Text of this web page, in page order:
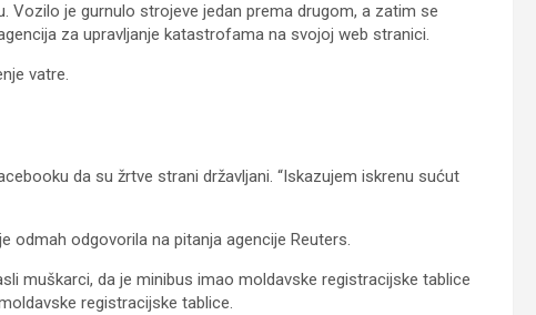
Vozilo je gurnulo strojeve jedan prema drugom, a zatim se
za upravljanje katastrofama na svojoj web stranici.
vatre.
da su žrtve strani državljani. “Iskazujem iskrenu sućut
odmah odgovorila na pitanja agencije Reuters.
muškarci, da je minibus imao moldavske registracijske tablice
registracijske tablice.